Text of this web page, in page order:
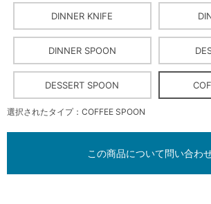
DINNER KNIFE
DINNER SPOON
DESSERT SPOON
選択されたタイプ：COFFEE SPOON
この商品について問い合わ